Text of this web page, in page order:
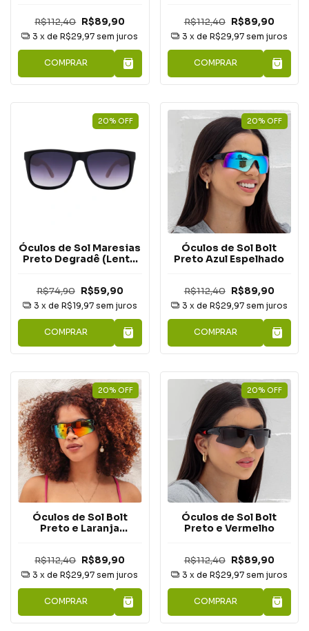
R$112,40 R$89,90
3 x deR$29,97 sem juros
COMPRAR
R$112,40 R$89,90
3 x de R$29,97 sem juros
COMPRAR
20% OFF
Óculos de Sol Maresias
Preto Degradê (Lente
R$74,90 R$59,90
3 x de R$19,97 sem juros
COMPRAR
20% OFF
Óculos de Sol Bolt
Preto Azul Espelhado
R$112,40 R$89,90
3 x de R$29,97 sem juros
COMPRAR
20% OFF
Óculos de Sol Bolt
Preto e Laranja
R$112,40 R$89,90
3 x deR$29,97 sem juros
COMPRAR
20% OFF
Óculos de Sol Bolt
Preto e Vermelho
R$112,40 R$89,90
3 x de R$29,97 sem juros
COMPRAR